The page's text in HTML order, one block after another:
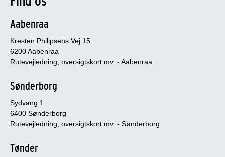
Aabenraa
Kresten Philipsens Vej 15
6200 Aabenraa
Rutevejledning, oversigtskort mv. - Aabenraa
Sønderborg
Sydvang 1
6400 Sønderborg
Rutevejledning, oversigtskort mv. - Sønderborg
Tønder